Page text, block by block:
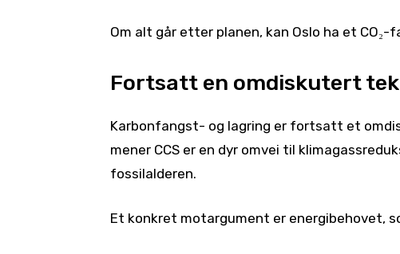
Om alt går etter planen, kan Oslo ha et
Fortsatt en omdiskutert
Karbonfangst- og lagring er fortsatt et
mener CCS er en dyr omvei til
fossilalderen.
Et konkret motargument er energibehovet,